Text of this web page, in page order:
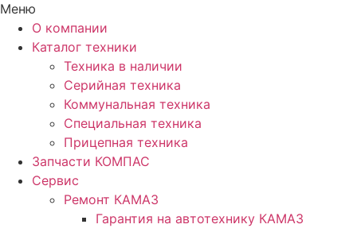
Меню
О компании
Каталог техники
Техника в наличии
Серийная техника
Коммунальная техника
Специальная техника
Прицепная техника
Запчасти КОМПАС
Сервис
Ремонт КАМАЗ
Гарантия на автотехнику КАМАЗ